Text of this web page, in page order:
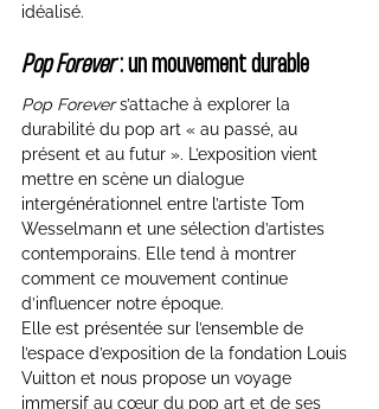
idéalisé.
Pop Forever : un mouvement durable
Pop Forever s’attache à explorer la
durabilité du pop art « au passé, au
présent et au futur ». L’exposition vient
mettre en scène un dialogue
intergénérationnel entre l’artiste Tom
Wesselmann et une sélection d’artistes
contemporains. Elle tend à montrer
comment ce mouvement continue
d’influencer notre époque.
Elle est présentée sur l’ensemble de
l’espace d’exposition de la fondation Louis
Vuitton et nous propose un voyage
immersif au cœur du pop art et de ses